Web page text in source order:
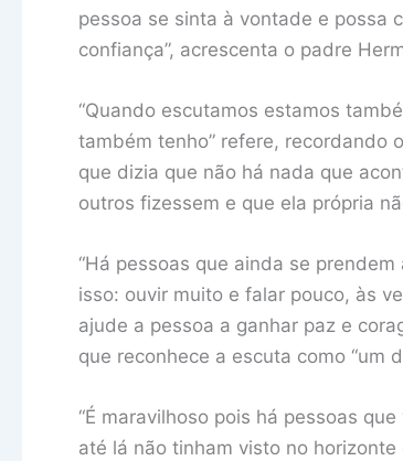
pessoa se sinta à vontade e possa
confiança”, acrescenta o padre
“Quando escutamos estamos
também tenho” refere, recordando
que dizia que não há nada que
outros fizessem e que ela própria
“Há pessoas que ainda se
isso: ouvir muito e falar pouco, às
ajude a pessoa a ganhar paz e
que reconhece a escuta como “um
“É maravilhoso pois há pessoas
até lá não tinham visto no